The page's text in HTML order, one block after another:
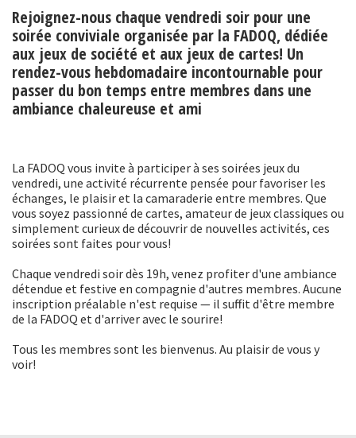
Rejoignez-nous chaque vendredi soir pour une
soirée conviviale organisée par la FADOQ, dédiée
aux jeux de société et aux jeux de cartes! Un
rendez-vous hebdomadaire incontournable pour
passer du bon temps entre membres dans une
ambiance chaleureuse et ami
La FADOQ vous invite à participer à ses soirées jeux du
vendredi, une activité récurrente pensée pour favoriser les
échanges, le plaisir et la camaraderie entre membres. Que
vous soyez passionné de cartes, amateur de jeux classiques ou
simplement curieux de découvrir de nouvelles activités, ces
soirées sont faites pour vous!
Chaque vendredi soir dès 19h, venez profiter d'une ambiance
détendue et festive en compagnie d'autres membres. Aucune
inscription préalable n'est requise — il suffit d'être membre
de la FADOQ et d'arriver avec le sourire!
Tous les membres sont les bienvenus. Au plaisir de vous y
voir!